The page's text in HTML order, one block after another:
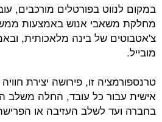
במקום לנווט בפורטלים מורכבים,
מחלקת משאבי אנוש באמצעות
צ'אטבוטים של בינה מלאכותית,
מובייל.
טרנספורמציה זו, פירושה יצירת
אישית עבור כל עובד, החלה משלב
בחברה ועד לשלב העזיבה או